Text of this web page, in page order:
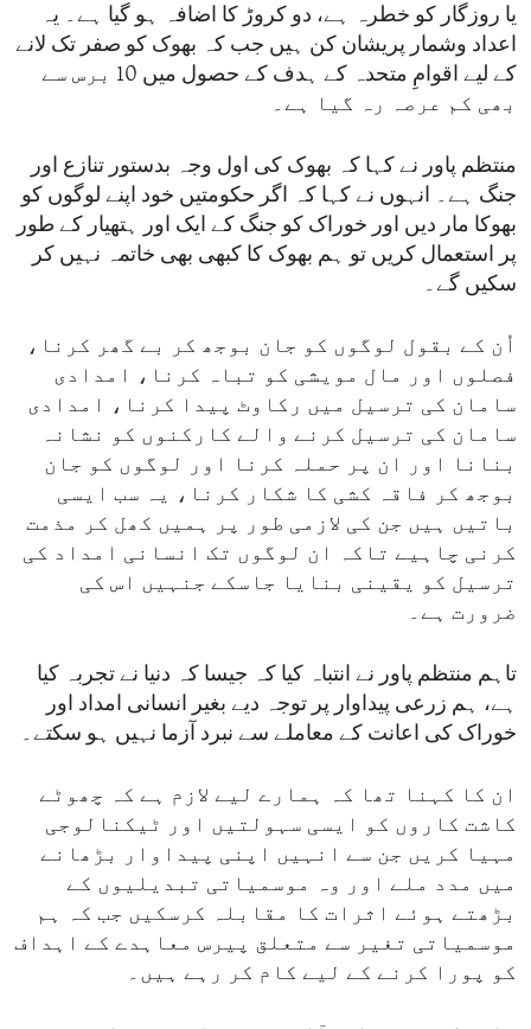
یا روزگار کو خطرہ ہے، دو کروڑ کا اضافہ ہو گیا ہے۔ یہ
اعداد وشمار پریشان کن ہیں جب کہ بھوک کو صفر تک لانے
کے لیے اقوامِ متحدہ کے ہدف کے حصول میں 10 برس سے
بھی کم عرصہ رہ گیا ہے۔
منتظم پاور نے کہا کہ بھوک کی اول وجہ بدستور تنازع اور
جنگ ہے۔ انہوں نے کہا کہ اگر حکومتیں خود اپنے لوگوں کو
بھوکا مار دیں اور خوراک کو جنگ کے ایک اور ہتھیار کے طور
پر استعمال کریں تو ہم بھوک کا کبھی بھی خاتمہ نہیں کر
سکیں گے۔
اُن کے بقول لوگوں کو جان بوجھ کر بے گھر کرنا،
فصلوں اور مال مویشی کو تباہ کرنا، امدادی
سامان کی ترسیل میں رکاوٹ پیدا کرنا، امدادی
سامان کی ترسیل کرنے والے کارکنوں کو نشانہ
بنانا اور ان پر حملہ کرنا اور لوگوں کو جان
بوجھ کر فاقہ کشی کا شکار کرنا، یہ سب ایسی
باتیں ہیں جن کی لازمی طور پر ہمیں کھل کر مذمت
کرنی چاہیے تاکہ ان لوگوں تک انسانی امداد کی
ترسیل کو یقینی بنایا جاسکے جنہیں اس کی
ضرورت ہے۔
تاہم منتظم پاور نے انتباہ کیا کہ جیسا کہ دنیا نے تجربہ کیا
ہے، ہم زرعی پیداوار پر توجہ دیے بغیر انسانی امداد اور
خوراک کی اعانت کے معاملے سے نبرد آزما نہیں ہو سکتے۔
ان کا کہنا تھا کہ ہمارے لیے لازم ہے کہ چھوٹے
کاشت کاروں کو ایسی سہولتیں اور ٹیکنالوجی
مہیا کریں جن سے انہیں اپنی پیداوار بڑھانے
میں مدد ملے اور وہ موسمیاتی تبدیلیوں کے
بڑھتے ہوئے اثرات کا مقابلہ کرسکیں جب کہ ہم
موسمیاتی تغیر سے متعلق پیرس معاہدے کے اہداف
کو پورا کرنے کے لیے کام کر رہے ہیں۔